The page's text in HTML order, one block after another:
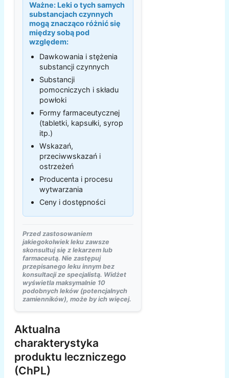
Ważne: Leki o tych samych
substancjach czynnych
mogą znacząco różnić się
między sobą pod
względem:
Dawkowania i stężenia
substancji czynnych
Substancji
pomocniczych i składu
powłoki
Formy farmaceutycznej
(tabletki, kapsułki, syrop
itp.)
Wskazań,
przeciwwskazań i
ostrzeżeń
Producenta i procesu
wytwarzania
Ceny i dostępności
Przed zastosowaniem
jakiegokolwiek leku zawsze
skonsultuj się z lekarzem lub
farmaceutą. Nie zastępuj
przepisanego leku innym bez
konsultacji ze specjalistą. Widżet
wyświetla maksymalnie 10
podobnych leków (potencjalnych
zamienników), może by ich więcej.
Aktualna
charakterystyka
produktu leczniczego
(ChPL)